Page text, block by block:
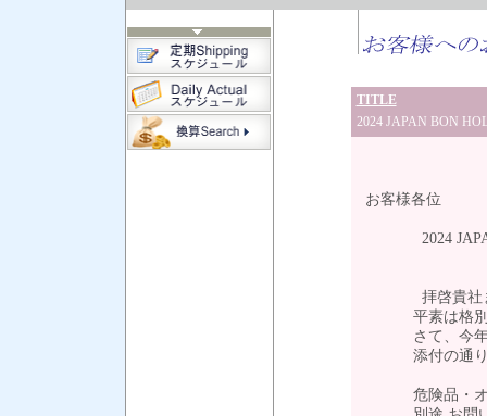
TITLE
2024 JAPAN BON
お客様各位
2024 JAPAN
拝啓貴社ます
平素は格別の
さて、今年の
添付の通りご
危険品・オー